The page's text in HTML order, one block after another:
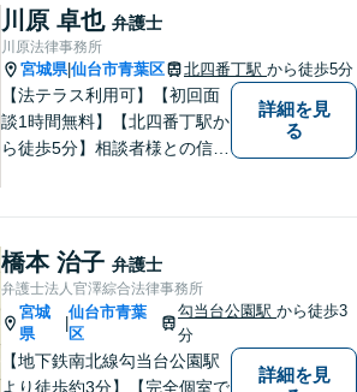
対応可能】丁寧かつ迅速多対
応でお悩みを解決します。
【明朗な料金体系】お気軽に
ご相談下さい。
川原 卓也 弁護士
川原法律事務所
宮城県|仙台市青葉区 北四番丁駅 から徒歩5分
【法テラス利用可】【初回面
談1時間無料】【北四番丁駅か
ら徒歩5分】相談者様との信頼
ます。 まずは一度気軽に御相
談下さい。
詳細を見
る
橋本 治子 弁護士
弁護士法人官澤綜合法律事務所
宮城
県
|
仙台市青葉
区
勾当台公園駅から徒歩3
分
【地下鉄南北線勾当台公園駅
より徒歩約3分】【完全個室で
詳細を見